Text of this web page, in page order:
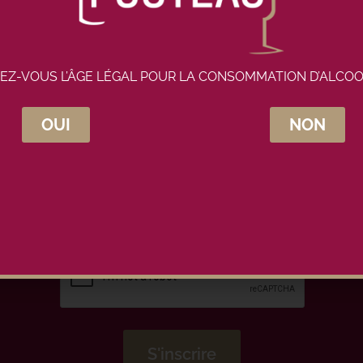
vous à la newsletter Maison
VOUS L’ÂGE LÉGAL POUR LA CONSOMMATION
OUI NON